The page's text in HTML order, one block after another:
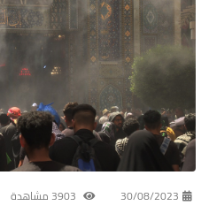
30/08/2023